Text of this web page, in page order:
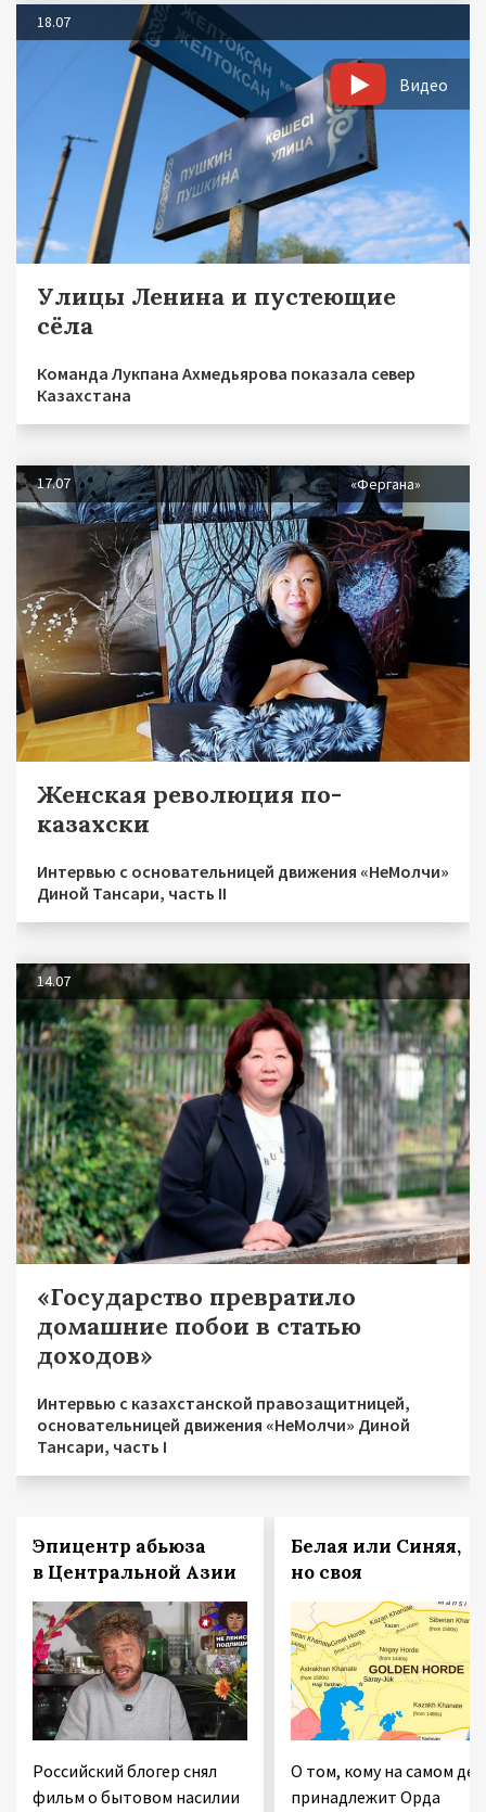
18.07
Видео
Улицы Ленина и пустеющие
сёла
Команда Лукпана Ахмедьярова показала север
Казахстана
17.07 «Фергана»
Женская революция по-
казахски
Интервью с основательницей движения «НеМолчи»
Диной Тансари, часть II
14.07
«Государство превратило
домашние побои в статью
доходов»
Интервью с казахстанской правозащитницей,
основательницей движения «НеМолчи» Диной
Тансари, часть I
Эпицентр абьюза
в Центральной Азии
Российский блогер снял
фильм о бытовом насилии
Белая или Синяя,
но своя
О том, кому на самом
принадлежит Орда